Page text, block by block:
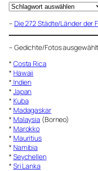
– Die 272 Städte/Länder der
– Gedichte/Fotos
* Costa Rica
* Hawaii
* Indien
* Japan
* Kuba
* Madagaskar
* Malaysia (Borneo)
* Marokko
* Mauritius
* Namibia
* Seychellen
* Sri Lanka